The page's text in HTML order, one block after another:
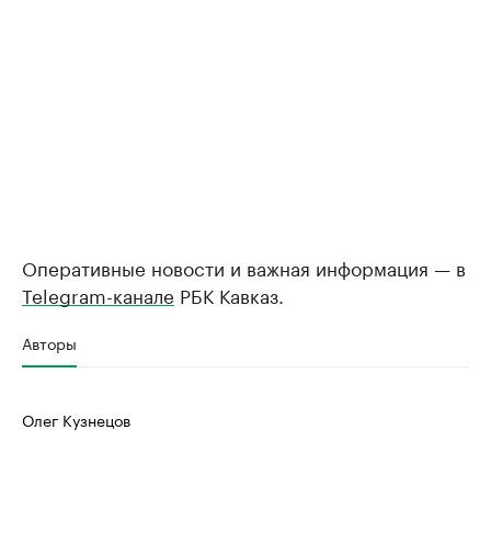
Оперативные новости и важная информация — в
Telegram-канале РБК Кавказ.
Авторы
Олег Кузнецов